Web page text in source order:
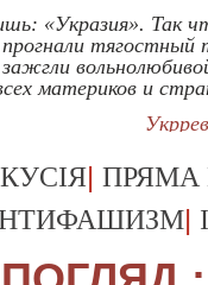
«Укразия». Так
тягостный
материков и
| ПРЯМА
|